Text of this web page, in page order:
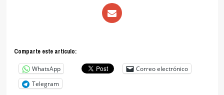
Comparte este articulo:
WhatsApp
Correo electrónico
Telegram